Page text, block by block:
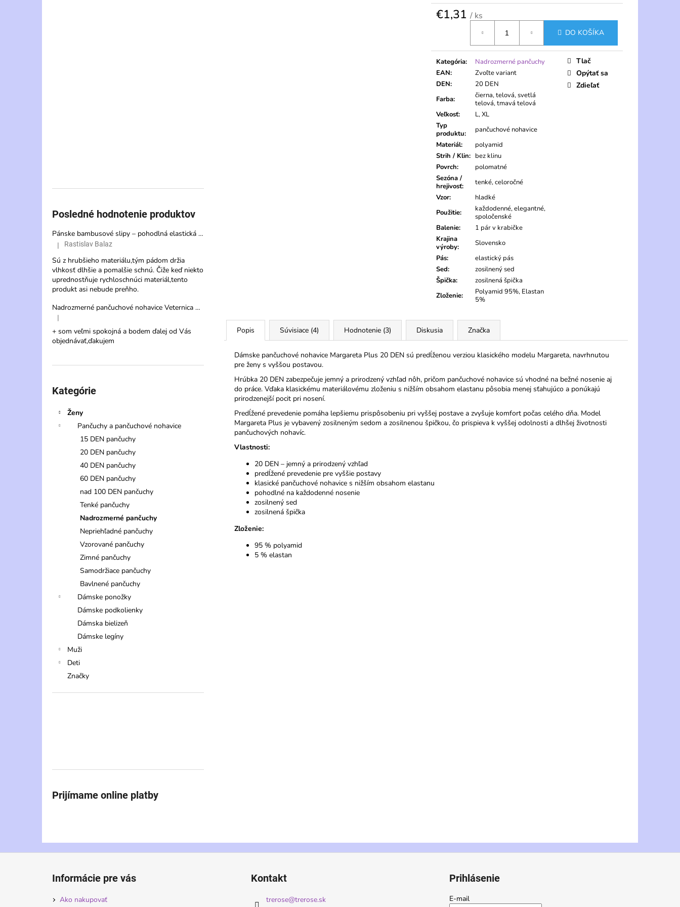
Posledné hodnotenie produktov
Pánske bambusové slipy – pohodlná elastická spodná bielizeň s vysokou savosťou
Hodnotenie produktu je 3 z 5 hviezdičiek.
| Rastislav Balaz
Sú z hrubšieho materiálu,tým pádom držia
vlhkosť dlhšie a pomalšie schnú. Čiže keď niekto
uprednostňuje rychloschnúci materiál,tento
produkt asi nebude preňho.
Nadrozmerné pančuchové nohavice Veternica 20 DEN s veľkým klinom
Hodnotenie produktu je 5 z 5 hviezdičiek.
|
+ som veľmi spokojná a bodem ďalej od Vás
objednávať,ďakujem
kategórie
Kategórie
Ženy
Pančuchy a pančuchové nohavice
15 DEN pančuchy
20 DEN pančuchy
40 DEN pančuchy
60 DEN pančuchy
nad 100 DEN pančuchy
Tenké pančuchy
Nadrozmerné pančuchy
Nepriehľadné pančuchy
Vzorované pančuchy
Zimné pančuchy
Samodržiace pančuchy
Bavlnené pančuchy
Dámske ponožky
Dámske podkolienky
Dámska bielizeň
Dámske legíny
Muži
Deti
Značky
Prijímame online platby
€1,31 / ks
DO KOŠÍKA
Kategória:
Nadrozmerné pančuchy
EAN:
Zvoľte variant
DEN:
20 DEN
Farba:
čierna, telová, svetlá
telová, tmavá telová
Veľkosť:
L, XL
Typ
produktu:
pančuchové nohavice
Materiál:
polyamid
Strih / Klin: bez klinu
Povrch:
polomatné
Sezóna /
hrejivosť:
tenké, celoročné
Vzor:
hladké
Použitie:
každodenné, elegantné,
spoločenské
Balenie:
1 pár v krabičke
Krajina
výroby:
Slovensko
Pás:
elastický pás
Sed:
zosilnený sed
Špička:
zosilnená špička
Zloženie:
Polyamid 95%, Elastan
5%
Tlač
Opýtať sa
Zdieľať
Popis Súvisiace (4) Hodnotenie (3) Diskusia Značka
Dámske pančuchové nohavice Margareta Plus 20 DEN sú predĺženou verziou klasického modelu Margareta, navrhnutou
pre ženy s vyššou postavou.
Hrúbka 20 DEN zabezpečuje jemný a prirodzený vzhľad nôh, pričom pančuchové nohavice sú vhodné na bežné nosenie aj
do práce. Vďaka klasickému materiálovému zloženiu s nižším obsahom elastanu pôsobia menej sťahujúco a ponúkajú
prirodzenejší pocit pri nosení.
Predĺžené prevedenie pomáha lepšiemu prispôsobeniu pri vyššej postave a zvyšuje komfort počas celého dňa. Model
Margareta Plus je vybavený zosilneným sedom a zosilnenou špičkou, čo prispieva k vyššej odolnosti a dlhšej životnosti
pančuchových nohavíc.
Vlastnosti:
20 DEN – jemný a prirodzený vzhľad
predĺžené prevedenie pre vyššie postavy
klasické pančuchové nohavice s nižším obsahom elastanu
pohodlné na každodenné nosenie
zosilnený sed
zosilnená špička
Zloženie:
95 % polyamid
5 % elastan
Informácie pre vás
Ako nakupovať
Kontakt
trerose@trerose.sk
Prihlásenie
E-mail